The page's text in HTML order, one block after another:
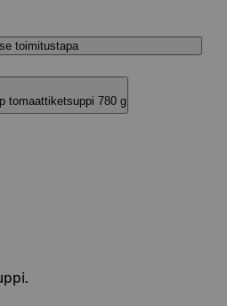
toimitustapa
tomaattiketsuppi 780 g